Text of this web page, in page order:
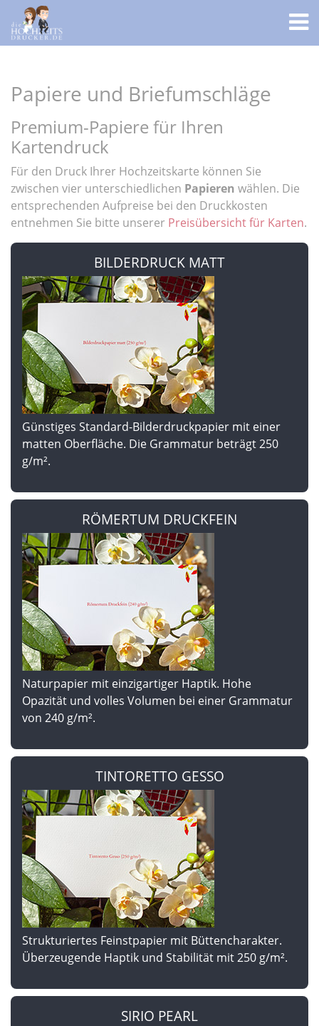
Papiere und Briefumschläge
Premium-Papiere für Ihren
Kartendruck
Für den Druck Ihrer Hochzeitskarte können Sie
zwischen vier unterschiedlichen Papieren wählen. Die
entsprechenden Aufpreise bei den Druckkosten
entnehmen Sie bitte unserer Preisübersicht für Karten.
BILDERDRUCK MATT
Günstiges Standard-Bilderdruckpapier mit einer
matten Oberfläche. Die Grammatur beträgt 250
g/m².
RÖMERTUM DRUCKFEIN
Naturpapier mit einzigartiger Haptik. Hohe
Opazität und volles Volumen bei einer Grammatur
von 240 g/m².
TINTORETTO GESSO
Strukturiertes Feinstpapier mit Büttencharakter.
Überzeugende Haptik und Stabilität mit 250 g/m².
SIRIO PEARL